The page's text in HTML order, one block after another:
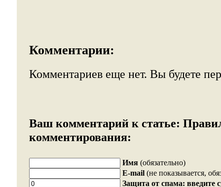
Комментарии:
Комментариев еще нет. Вы будете
Ваш комментарий к статье:
комментирования:
Имя (обязательно)
E-mail (не показывается,
Защита от спама: введите